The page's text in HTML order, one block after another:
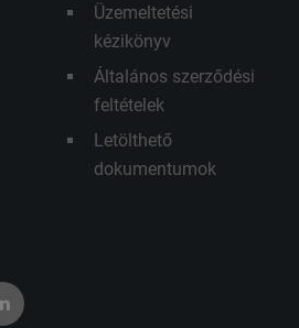
Üzemeltetési
kézikönyv
Általános szerződési
feltételek
Letölthető
dokumentumok